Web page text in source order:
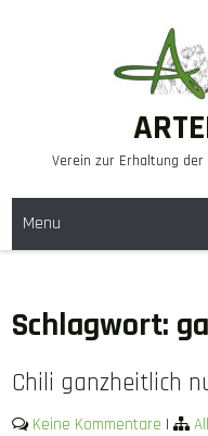
Verein zur Erhaltung
Menu
Schlagwort:
Chili ganzheitlich
Keine Kommentare |